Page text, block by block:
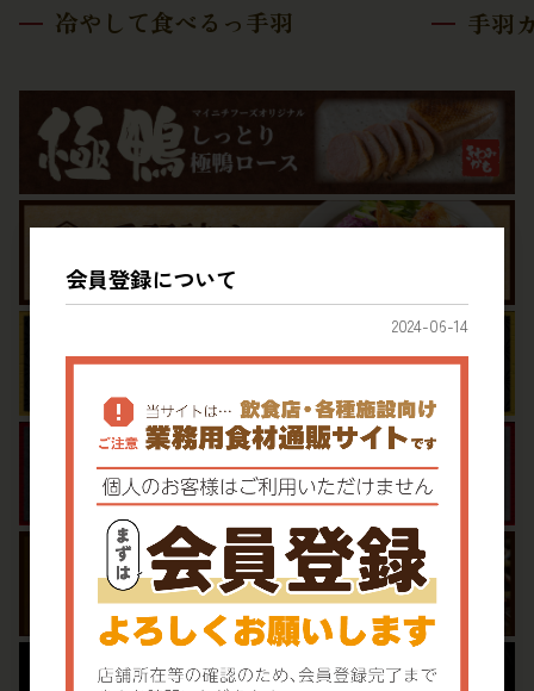
冷やして食べるっ手羽 手羽
会員登録について
2024-06-14